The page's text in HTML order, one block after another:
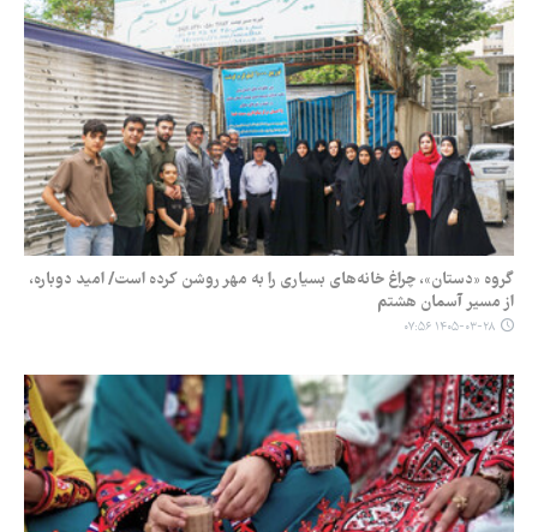
گروه «دستان»‌، چراغ خانه‌های بسیاری را به مهر روشن کرده است/ امید دوباره،
از مسیر آسمان هشتم
۱۴۰۵-۰۳-۲۸ ۰۷:۵۶